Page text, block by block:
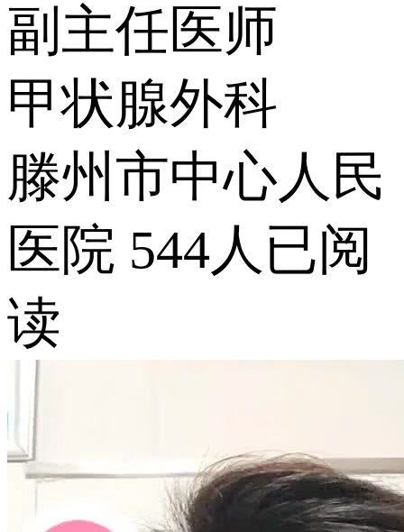
副主任医师
甲状腺外科
滕州市中心人民
医院 544人已阅
读